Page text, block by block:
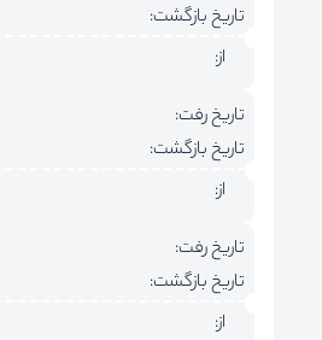
تاریخ بازگشت:
از:
تاریخ رفت:
تاریخ بازگشت:
از:
تاریخ رفت:
تاریخ بازگشت:
از: